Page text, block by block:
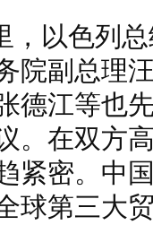
，以色列
院副总理
德江等也
。在双方
紧密。中
球第三大